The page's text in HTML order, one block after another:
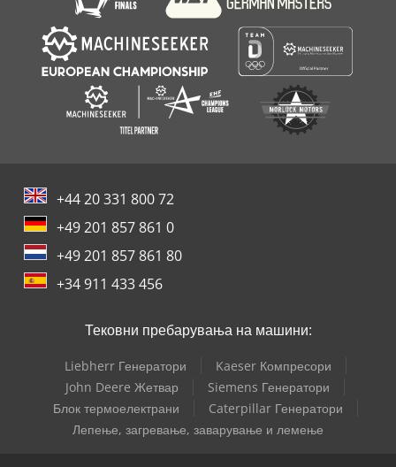
+44 20 331 800 72
+49 201 857 861 0
+49 201 857 861 80
+34 911 433 456
Тековни пребарувања на машини:
Liebherr Генератори
Kaeser Компресори
John Deere Жетвар
Siemens Генератори
Блок термоелектрани
Caterpillar Генератори
Лепење, загревање, заварување и лемење